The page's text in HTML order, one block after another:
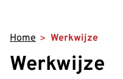
Home Werkwijze
Werkwijze